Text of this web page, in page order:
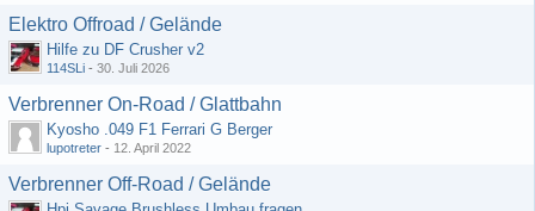
Elektro Offroad / Gelände
Hilfe zu DF Crusher v2
114SLi - 30. Juli 2026
Verbrenner On-Road / Glattbahn
Kyosho .049 F1 Ferrari G Berger
lupotreter - 12. April 2022
Verbrenner Off-Road / Gelände